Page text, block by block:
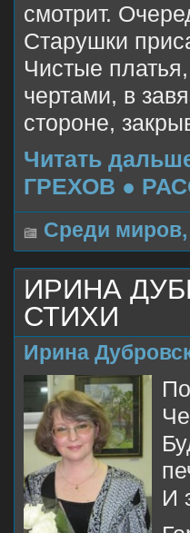
смотрит.
Старушки
Чистые
чертами, в
стороне,
Читать
ГРЕХОВ ●
Среди миров,
ИРИНА
СТИХИ
Ирина
И